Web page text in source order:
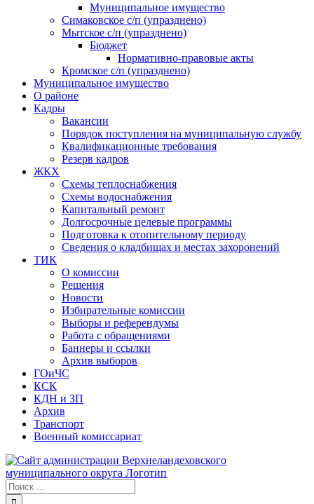
Муниципальное имущество
Симаковское с/п (упразднено)
Мытское с/п (упразднено)
Бюджет
Нормативно-правовые акты
Кромское с/п (упразднено)
Муниципальное имущество
О районе
Кадры
Вакансии
Порядок поступления на муниципальную службу
Квалификационные требования
Резерв кадров
ЖКХ
Схемы теплоснабжения
Схемы водоснабжения
Капитальный ремонт
Долгосрочные целевые программы
Подготовка к отопительному периоду
Сведения о кладбищах и местах захоронений
ТИК
О комиссии
Решения
Новости
Избирательные комиссии
Выборы и референдумы
Работа с обращениями
Баннеры и ссылки
Архив выборов
ГОиЧС
КСК
КДН и ЗП
Архив
Транспорт
Военный комиссариат
Результат
поиска: